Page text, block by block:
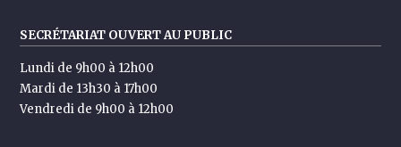
SECRÉTARIAT OUVERT AU PUBLIC
Lundi de 9h00 à 12h00
Mardi de 13h30 à 17h00
Vendredi de 9h00 à 12h00